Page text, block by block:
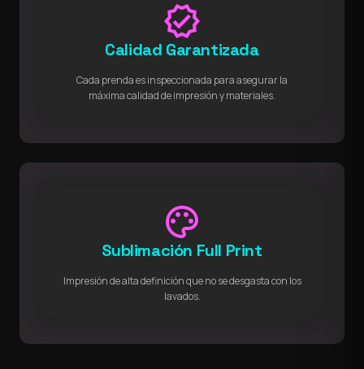
verified
Calidad Garantizada
Cada prenda es inspeccionada para asegurar la
máxima calidad de impresión y materiales.
palette
Sublimación Full Print
Impresión de alta definición que no se desgasta con los
lavados.